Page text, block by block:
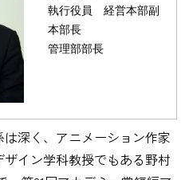
執行役員 経営本部副
本部長
管理部部長
深く、アニメーション作家
イン学科教授でもある野村